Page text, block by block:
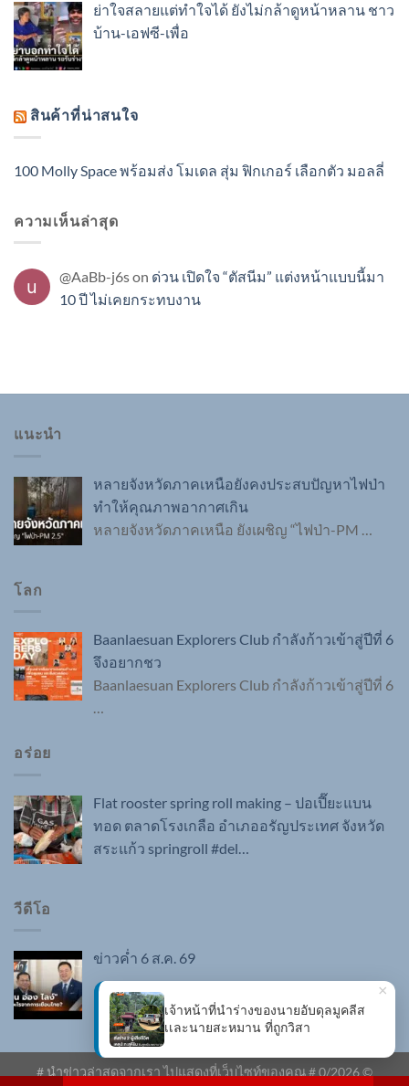
ย่าใจสลายแต่ทำใจได้ ยังไม่กล้าดูหน้าหลาน ชาว
บ้าน-เอฟซี-เพื่อ
สินค้าที่น่าสนใจ
100 Molly Space พร้อมส่ง โมเดล สุ่ม ฟิกเกอร์ เลือกตัว มอลลี่
ความเห็นล่าสุด
@AaBb-j6son ด่วน เปิดใจ “ตัสนีม” แต่งหน้าแบบนี้มา
10 ปี ไม่เคยกระทบงาน
แนะนำ
หลายจังหวัดภาคเหนือยังคงประสบปัญหาไฟป่า
ทำให้คุณภาพอากาศเกิน
หลายจังหวัดภาคเหนือ ยังเผชิญ “ไฟป่า-PM …
โลก
Baanlaesuan Explorers Club กำลังก้าวเข้าสู่ปีที่ 6
จึงอยากชว
Baanlaesuan Explorers Club กำลังก้าวเข้าสู่ปีที่ 6
…
อร่อย
Flat rooster spring roll making – ปอเปี๊ยะแบน
ทอด ตลาดโรงเกลือ อำเภออรัญประเทศ จังหวัด
สระแก้ว springroll #del…
วีดีโอ
ข่าวค่ำ 6 ส.ค. 69
# นำข่าวล่าสุดจากเรา ไปแสดงที่เว็บไซท์ของคุณ #0/2026 ©